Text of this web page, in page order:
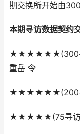
期交换所开始由
本期寻访数据契约
★★★★★★(300寻
重岳 令
★★★★★★(200寻
★★★★★(75寻访